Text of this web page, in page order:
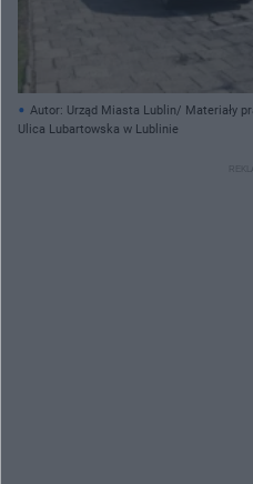
Autor: Urząd Miasta Lublin/ Materiały
Ulica Lubartowska w Lublinie